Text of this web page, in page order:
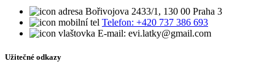
Bořivojova 2433/1, 130 00 Praha 3
Telefon: +420 737 386 693
E-mail: evi.latky@gmail.com
Užitečné odkazy